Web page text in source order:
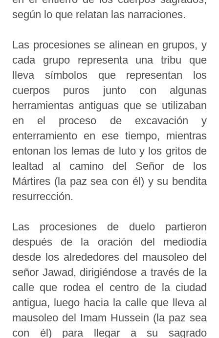
según lo que relatan las narraciones.
Las procesiones se alinean en grupos, y
cada grupo representa una tribu que
lleva símbolos que representan los
cuerpos puros junto con algunas
herramientas antiguas que se utilizaban
en el proceso de excavación y
enterramiento en ese tiempo, mientras
entonan los lemas de luto y los gritos de
lealtad al camino del Señor de los
Mártires (la paz sea con él) y su bendita
resurrección.
Las procesiones de duelo partieron
después de la oración del mediodía
desde los alrededores del mausoleo del
señor Jawad, dirigiéndose a través de la
calle que rodea el centro de la ciudad
antigua, luego hacia la calle que lleva al
mausoleo del Imam Hussein (la paz sea
con él) para llegar a su sagrado